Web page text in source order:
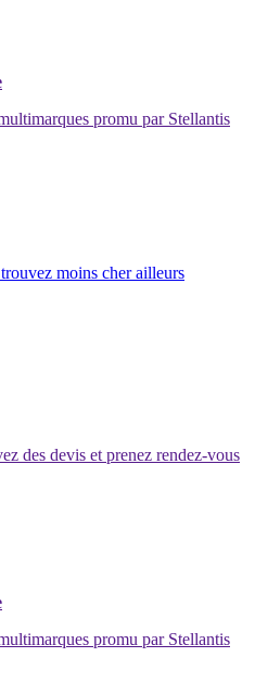
promu par Stellantis
moins cher ailleurs
des devis et prenez rendez-vous
promu par Stellantis